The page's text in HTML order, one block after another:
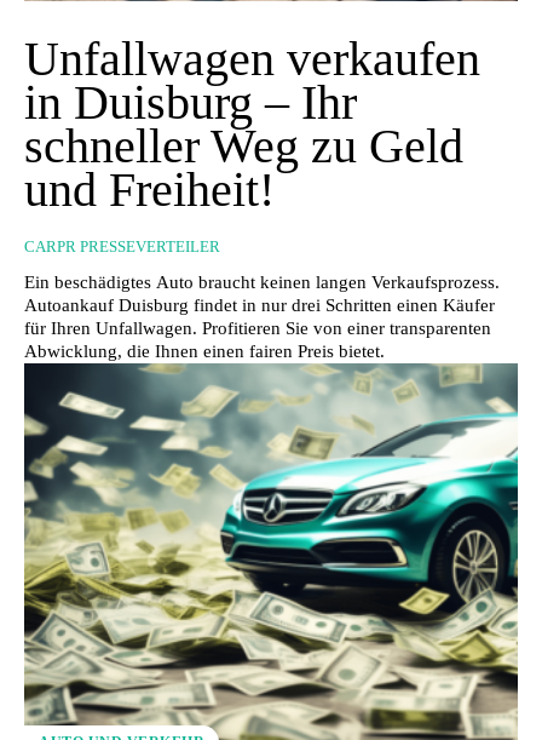
Unfallwagen verkaufen
in Duisburg – Ihr
schneller Weg zu Geld
und Freiheit!
CARPR PRESSEVERTEILER
Ein beschädigtes Auto braucht keinen langen Verkaufsprozess.
Autoankauf Duisburg findet in nur drei Schritten einen Käufer
für Ihren Unfallwagen. Profitieren Sie von einer transparenten
Abwicklung, die Ihnen einen fairen Preis bietet.